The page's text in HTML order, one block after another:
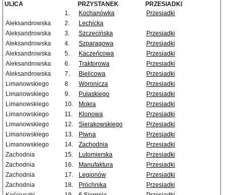
ULICA PRZYSTANEK
PRZESIADKI
1.
Kochanówka
Przesiadki
Aleksandrowska
2.
Lechicka
Aleksandrowska
3. Szczecińska
Przesiadki
Aleksandrowska
4. Szparagowa
Przesiadki
Aleksandrowska
5. Kaczeńcowa
Przesiadki
Aleksandrowska
6. Traktorowa
Przesiadki
Aleksandrowska
7. Bielicowa
Przesiadki
Limanowskiego
8. Woronicza
Przesiadki
Limanowskiego
9. Pułaskiego
Przesiadki
Limanowskiego
10. Mokra
Przesiadki
Limanowskiego
11. Klonowa
Przesiadki
Limanowskiego
12. Sierakowskiego
Przesiadki
Limanowskiego
13. Piwna
Przesiadki
Limanowskiego
14. Zachodnia
Przesiadki
Zachodnia
15. Lutomierska
Przesiadki
Zachodnia
16. Manufaktura
Przesiadki
Zachodnia
17. Legionów
Przesiadki
Zachodnia
18. Próchnika
Przesiadki